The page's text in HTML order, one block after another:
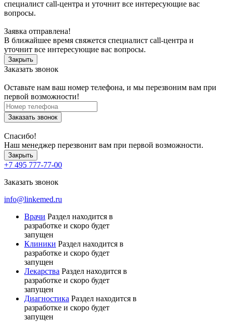
специалист call-центра и уточнит все интересующие вас
вопросы.
Заявка отправлена!
В ближайшее время свяжется специалист call-центра и
уточнит все интересующие вас вопросы.
Закрыть
Заказать звонок
Оставьте нам ваш номер телефона, и мы перезвоним вам при
первой возможности!
Заказать звонок
Спасибо!
Наш менеджер перезвонит вам при первой возможности.
Закрыть
+7 495 777-77-00
Заказать звонок
info@linkemed.ru
Врачи Раздел находится в
разработке и скоро будет
запущен
Клиники Раздел находится в
разработке и скоро будет
запущен
Лекарства Раздел находится в
разработке и скоро будет
запущен
Диагностика Раздел находится в
разработке и скоро будет
запущен